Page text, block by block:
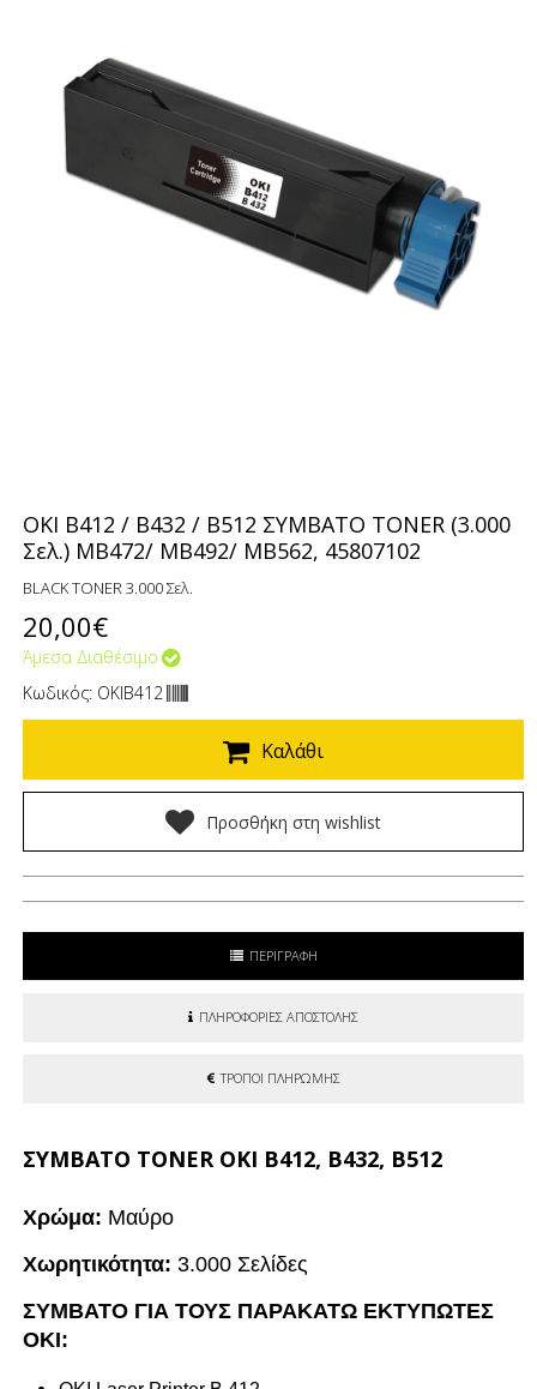
OKI B412 / B432 / B512 ΣΥΜΒΑΤΟ TONER (3.000
Σελ.) MB472/ MB492/ MB562, 45807102
BLACK TONER 3.000 Σελ.
20,00€
Άμεσα Διαθέσιμο
Κωδικός: OKIB412
Καλάθι
Προσθήκη στη wishlist
ΠΕΡΙΓΡΑΦΗ
ΠΛΗΡΟΦΟΡΙΕΣ ΑΠΟΣΤΟΛΗΣ
ΤΡΟΠΟΙ ΠΛΗΡΩΜΗΣ
ΣΥΜΒΑΤΟ TONER OKI B412, Β432, Β512
Χρώμα: Μαύρο
Χωρητικότητα:3.000 Σελίδες
ΣΥΜΒΑΤΟ ΓΙΑ ΤΟΥΣ ΠΑΡΑΚΑΤΩ ΕΚΤΥΠΩΤΕΣ
OKI: